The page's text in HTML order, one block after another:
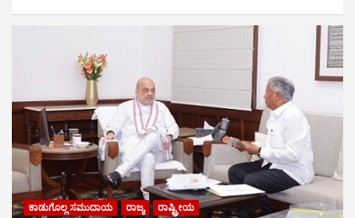
ಕಾಡುಗೊಲ್ಲ ಸಮುದಾಯ ರಾಜ್ಯ ರಾಷ್ಟ್ರೀಯ